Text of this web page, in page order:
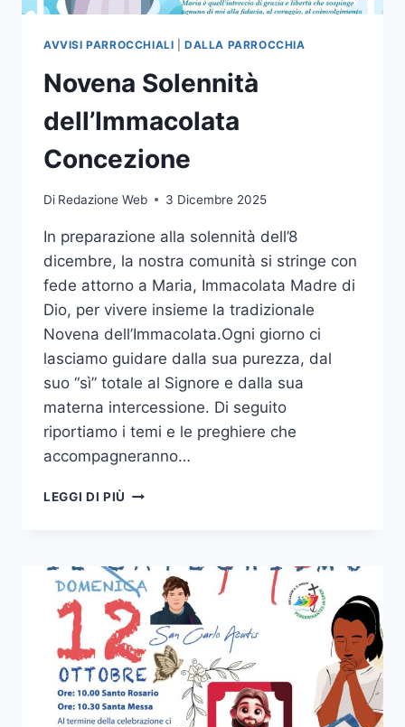
AVVISI PARROCCHIALI |DALLA PARROCCHIA
Novena Solennità
dell’Immacolata
Concezione
Di Redazione Web 3 Dicembre 2025
In preparazione alla solennità dell’8
dicembre, la nostra comunità si stringe con
fede attorno a Maria, Immacolata Madre di
Dio, per vivere insieme la tradizionale
Novena dell’Immacolata.Ogni giorno ci
lasciamo guidare dalla sua purezza, dal
suo “sì” totale al Signore e dalla sua
materna intercessione. Di seguito
riportiamo i temi e le preghiere che
accompagneranno…
LEGGI DI PIÙ